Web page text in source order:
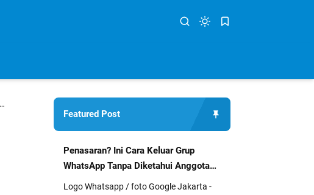
Featured Post
Penasaran? Ini Cara Keluar Grup
WhatsApp Tanpa Diketahui Anggota
Lain
Logo Whatsapp / foto Google Jakarta -